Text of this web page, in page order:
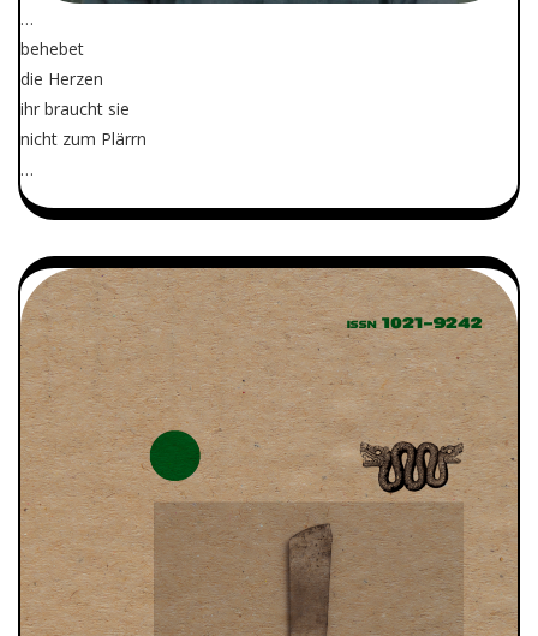
…
behebet
die Herzen
ihr braucht sie
nicht zum Plärrn
…